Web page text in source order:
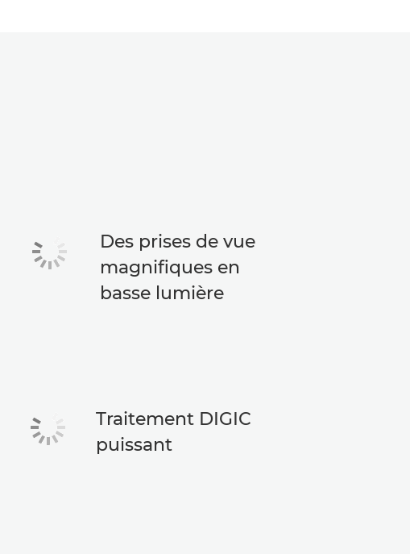
Des prises de vue
magnifiques en
basse lumière
Traitement DIGIC
puissant